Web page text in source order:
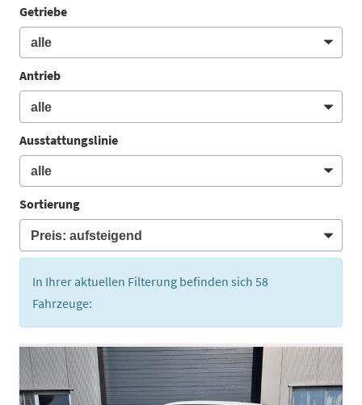
Getriebe
Antrieb
Ausstattungslinie
Sortierung
In Ihrer aktuellen Filterung befinden sich 58
Fahrzeuge: